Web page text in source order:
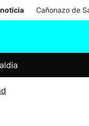
Cañonazo de